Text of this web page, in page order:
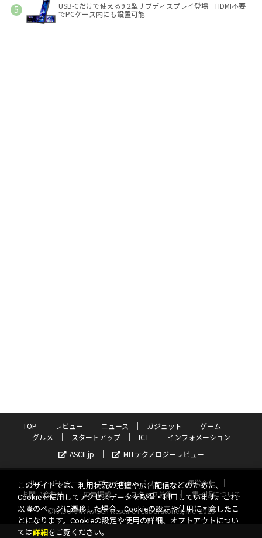
USB-Cだけで使える9.2型サブディスプレイ登場 HDMI不要
でPCケース内にも設置可能
TOP レビュー ニュース ガジェット
ゲーム
グルメ
スタートアップ ICT
インフォメーション
ASCII.jp
MITテクノロジーレビュー
サイトポリシー プライバシーポリシー
運営会社
お問い合わせ
広告掲載 スタッフ募集
電子版について
©KADOKAWA ASCII Research Laboratories, Inc. 2026
このサイトでは、利用状況の把握や広告配信などのために、
Cookieを使用してアクセスデータを取得・利用しています。これ
以降のページに遷移した場合、Cookieの設定や使用に同意したこ
とになります。Cookieの設定や使用の詳細、オプトアウトについ
ては詳細 をご覧ください。